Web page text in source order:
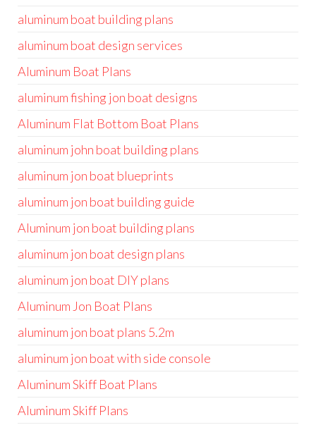
aluminum boat building plans
aluminum boat design services
Aluminum Boat Plans
aluminum fishing jon boat designs
Aluminum Flat Bottom Boat Plans
aluminum john boat building plans
aluminum jon boat blueprints
aluminum jon boat building guide
Aluminum jon boat building plans
aluminum jon boat design plans
aluminum jon boat DIY plans
Aluminum Jon Boat Plans
aluminum jon boat plans 5.2m
aluminum jon boat with side console
Aluminum Skiff Boat Plans
Aluminum Skiff Plans